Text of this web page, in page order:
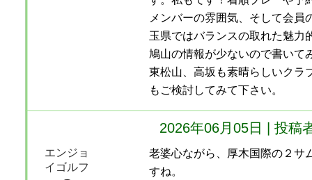
メンバーの雰囲気、そして会員
玉県ではバランスの取れた魅力
鳩山の情報が少ないので書いて
東松山、高坂も素晴らしいクラ
もご検討してみて下さい。
2026年06月05日 | 投稿
エンジョ
イゴルフ
老婆心ながら、厚木国際の２サ
すね。